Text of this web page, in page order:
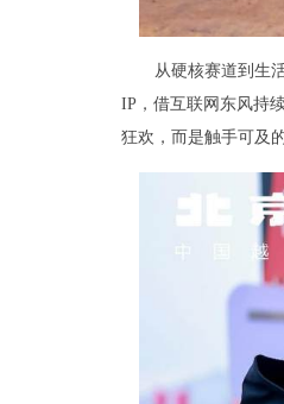
从硬核赛道到生
IP，借互联网东风持
狂欢，而是触手可及